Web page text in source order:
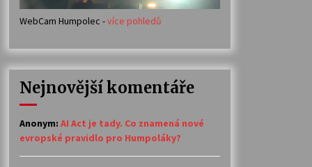
14. 7. 2026
30. 6. 2026
WebCam Humpolec -více pohledů
Nejnovější komentáře
Anonym: AI Act je tady. Co znamená nové
evropské pravidlo pro Humpoláky?